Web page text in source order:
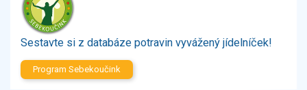
Brambory, luštěniny, houby
Sladkosti, slané výrobky
Ochucovadla, přísady, sladidla
Sestavte si z databáze potravin vyvážený jídelníček!
Program Sebekoučink